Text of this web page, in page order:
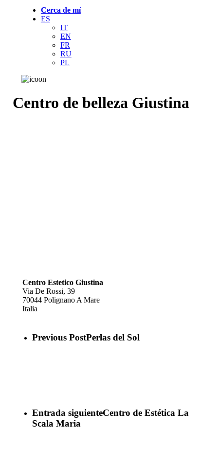
Cerca de mí
ES
IT
EN
FR
RU
PL
Centro de belleza Giustina
Centro Estetico Giustina
Via De Rossi, 39
70044 Polignano A Mare
Italia
Previous PostPerlas del Sol
Entrada siguienteCentro de Estética La
Scala Maria